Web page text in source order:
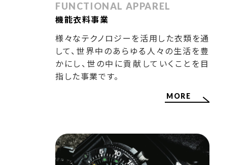
FUNCTIONAL APPAREL
機能衣料事業
様々なテクノロジーを活用した衣類を通
して、世界中のあらゆる人々の生活を豊
かにし、世の中に貢献していくことを目
指した事業です。
MORE